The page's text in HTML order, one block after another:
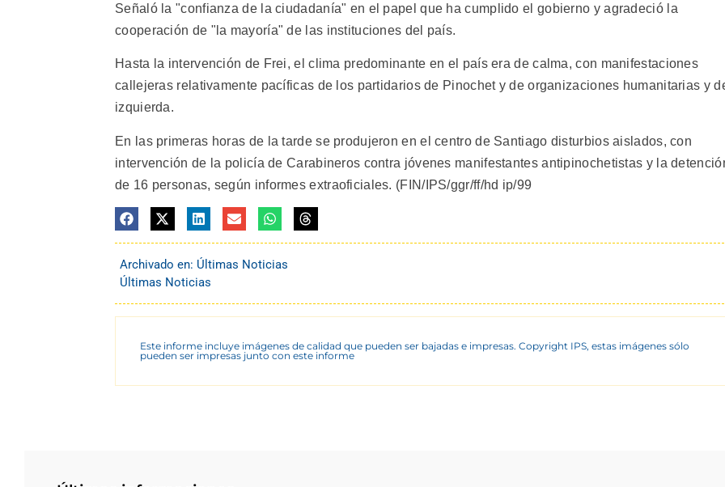
Señaló la "confianza de la ciudadanía" en el papel que ha cumplido el gobierno y agradeció la
cooperación de "la mayoría" de las instituciones del país.
Hasta la intervención de Frei, el clima predominante en el país era de calma, con manifestaciones
callejeras relativamente pacíficas de los partidarios de Pinochet y de organizaciones humanitarias y
izquierda.
En las primeras horas de la tarde se produjeron en el centro de Santiago disturbios aislados, con
intervención de la policía de Carabineros contra jóvenes manifestantes antipinochetistas y la
de 16 personas, según informes extraoficiales. (FIN/IPS/ggr/ff/hd ip/99
Archivado en: Últimas Noticias
Últimas Noticias
Este informe incluye imágenes de calidad que pueden ser bajadas e impresas. Copyright IPS, estas imágenes sólo
pueden ser impresas junto con este informe